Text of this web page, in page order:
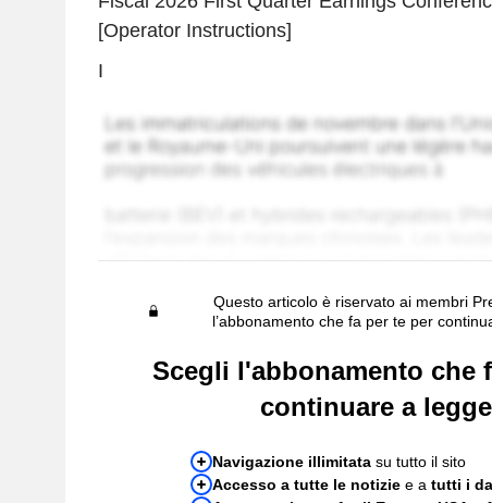
[Operator Instructions]
I
Questo articolo è riservato ai membri
l’abbonamento che fa per te per
Scegli l'abbonamento che
continuare a
Navigazione illimitata su tutto il sito
Accesso a tutte le notiziee atutti i